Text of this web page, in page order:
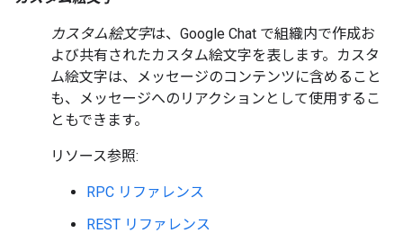
カスタム絵文字は、Google Chat で組織内で作成お
よび共有されたカスタム絵文字を表します。カスタ
ム絵文字は、メッセージのコンテンツに含めること
も、メッセージへのリアクションとして使用するこ
ともできます。
リソース参照:
RPC リファレンス
REST リファレンス